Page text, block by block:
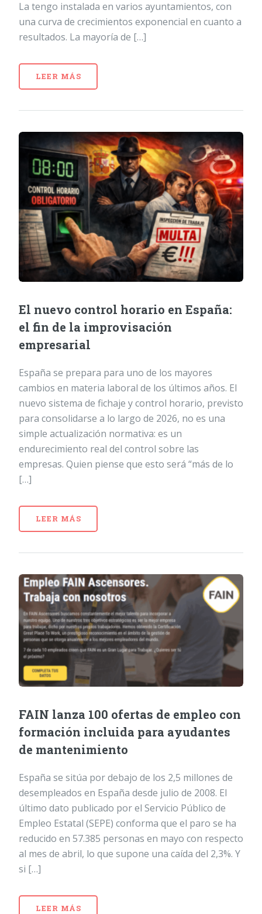
La tengo instalada en varios ayuntamientos, con
una curva de crecimientos exponencial en cuanto a
resultados. La mayoría de […]
LEER MÁS
El nuevo control horario en España:
el fin de la improvisación
empresarial
España se prepara para uno de los mayores
cambios en materia laboral de los últimos años. El
nuevo sistema de fichaje y control horario, previsto
para consolidarse a lo largo de 2026, no es una
simple actualización normativa: es un
endurecimiento real del control sobre las
empresas. Quien piense que esto será “más de lo
[…]
LEER MÁS
FAIN lanza 100 ofertas de empleo con
formación incluida para ayudantes
de mantenimiento
España se sitúa por debajo de los 2,5 millones de
desempleados en España desde julio de 2008. El
último dato publicado por el Servicio Público de
Empleo Estatal (SEPE) conforma que el paro se ha
reducido en 57.385 personas en mayo con respecto
al mes de abril, lo que supone una caída del 2,3%. Y
si […]
LEER MÁS